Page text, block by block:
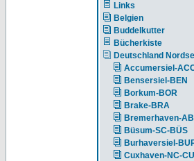
Links
Belgien
Buddelkutter
Bücherkiste
Deutschland
Accumersiel-
Bensersiel-BEN
Borkum-BOR
Brake-BRA
Bremerhaven-
Büsum-SC-BÜS
Burhaversiel-
Cuxhaven-NC-